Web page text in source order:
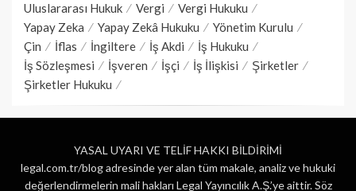
Uluslararası Hukuk
Vergi
Vergi Hukuku
Yapay Zeka
Yapay Zekâ Hukuku
Yönetim Kurulu
Çin
İflas İngiltere İş Akdi
İş Hukuku
İş Sözleşmesi
İşveren İşçi İş İlişkisi
Şirketler
Şirketler Hukuku
YASAL UYARI VE TELİF HAKKI BİLDİRİMİ
legal.com.tr/blog adresinde yer alan tüm makale, analiz ve hukuki
değerlendirmelerin mali hakları Legal Yayıncılık A.Ş.’ye aittir. Söz